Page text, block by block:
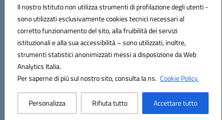
Il nostro Istituto non utilizza strumenti di profilazione degli utenti -
sono utilizzati esclusivamente cookies tecnici necessari al
corretto funzionamento del sito, alla fruibilità dei servizi
istituzionali e alla sua accessibilità – sono utilizzati, inoltre,
strumenti statistici anonimizzati messi a disposizione da Web
Analytics Italia.
Per saperne di più sul nostro sito, consulta la ns. Cookie Policy.
Personalizza Rifiuta tutto Accettare tutto
Codice fiscale: 90003320620
Codice meccanografico:BNIS02300V
Codice Indice delle Pubbliche Amministrazioni (IPA): istsc_bnis02300v
Codice unico di fatturazione (CUF): UFQEG8
Hosting & Powered by 3D Solution S.r.l.
Concept & Design by Designers Italia